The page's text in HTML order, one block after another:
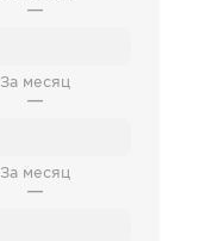
—
За месяц
—
За месяц
—